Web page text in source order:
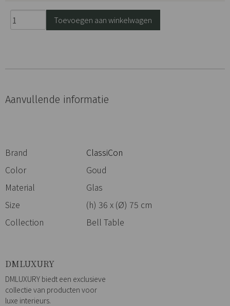
ClassiCon
Bell
Table
Toevoegen aan winkelwagen
Aanvullende informatie
Brand
ClassiCon
Color
Goud
Material
Glas
Size
(h) 36 x (Ø) 75 cm
Collection
Bell Table
DMLUXURY
DMLUXURY biedt een exclusieve
collectie van producten voor
luxe interieurs.